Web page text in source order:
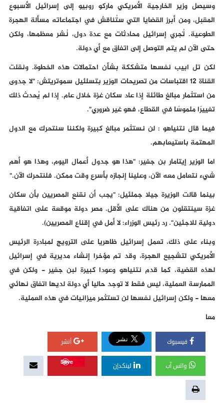
وسيصل وزير الخارجية الأمريكي ماركو روبيو إلى إسرائيل الأسبوع
المقبل، ومن أبرز القضايا التي ستُناقش في اجتماعاته مسألة الهجرة
الطوعية. تُجري إسرائيل محادثات مع عدة دول، نُشر معظمها، ولكن
حتى الآن لم يتم التوصل إلى اتفاق مع أي دولة.
لكن تل ابيب نفسها متشككة بشأن احتمالات هذه الخطوة. ونقلت
القناة 12 اقتباسات من تصريحات الوزير بتسلئيل سموتريتش: "لا جدوى
من استثمار مبالغ طائلة إذا عاد سكان غزة خلال عام. إذا لم يُحدث ذلك
تغييرًا ملموسًا في القطاع، فهو غير ضروري".
فيما قال نتنياهو : لن نستثمر مبالغ كبيرة ولكننا سنتحرك مع الدول
المهتمة باستيعابهم.
اما الوزير إيتامار بن جفير: "هذا هو جدول أعمال اليوم، وهذا هو أهم
شيء نتعامل معه الآن، وعلينا إنجازه بأسرع وقت ممكن. فلنتحرك الآن."
بينما قالت الوزيرة جيلا جملئيل: "يجب أن نقنع المصريين بأن سكان
غزة سينتقلون من هناك على الأقل. مصر دولة موقعة على اتفاقية
دولية للاجئين". رد رئيس الوزراء: لا أمل في إقناع المصريين).
وبناء على ذلك، تعمل إسرائيل ظاهريا على الترويج لمبادرة الرئيس
الأمريكي لتشجيع الهجرة، وقد تم مؤخرا إنشاء مديرية في إسرائيل
لهذه القضية، كما قدم نتنياهو وعودا كبيرة لبن جفير - ولكن في
الممارسة العملية، ليس فقط لا توجد حاليا أي دولة لديها اتفاق نهائي
معها - ولكن إسرائيل نفسها لن تستثمر ميزانيات في هذه العملية.
معا
فيسبوك أنشر
واتس آب لينكدإن
Save